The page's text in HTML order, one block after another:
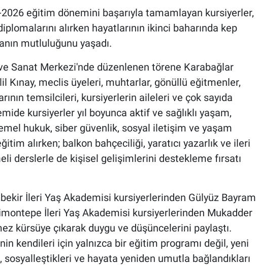
eğitim dönemini başarıyla tamamlayan kursiyerler,
alırken hayatlarının ikinci baharında kep
mutluluğunu yaşadı.
Sanat Merkezi'nde düzenlenen törene Karabağlar
Kınay, meclis üyeleri, muhtarlar, gönüllü eğitmenler,
temsilcileri, kursiyerlerin aileleri ve çok sayıda
kursiyerler yıl boyunca aktif ve sağlıklı yaşam,
hukuk, siber güvenlik, sosyal iletişim ve yaşam
alırken; balkon bahçeciliği, yaratıcı yazarlık ve ileri
derslerle de kişisel gelişimlerini destekleme fırsatı
İleri Yaş Akademisi kursiyerlerinden Gülyüz Bayram
İleri Yaş Akademisi kursiyerlerinden Mukadder
kürsüye çıkarak duygu ve düşüncelerini paylaştı.
kendileri için yalnızca bir eğitim programı değil, yeni
sosyalleştikleri ve hayata yeniden umutla bağlandıkları